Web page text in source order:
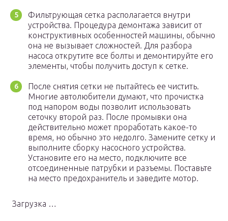
Фильтрующая сетка располагается внутри
устройства. Процедура демонтажа зависит от
конструктивных особенностей машины, обычно
она не вызывает сложностей. Для разбора
насоса открутите все болты и демонтируйте его
элементы, чтобы получить доступ к сетке.
После снятия сетки не пытайтесь ее чистить.
Многие автолюбители думают, что прочистка
под напором воды позволит использовать
сеточку второй раз. После промывки она
действительно может проработать какое-то
время, но обычно это недолго. Замените сетку и
выполните сборку насосного устройства.
Установите его на место, подключите все
отсоединенные патрубки и разъемы. Поставьте
на место предохранитель и заведите мотор.
Загрузка …